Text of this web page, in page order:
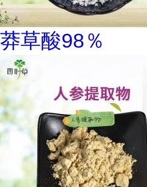
莽草酸98％